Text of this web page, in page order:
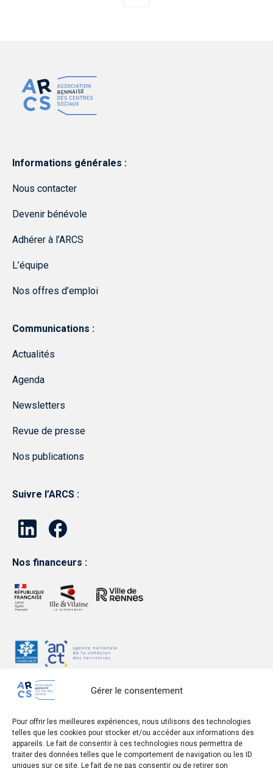
Gérer le consentement
Pour offrir les meilleures expériences, nous utilisons des technologies
telles que les cookies pour stocker et/ou accéder aux informations des
appareils. Le fait de consentir à ces technologies nous permettra de
traiter des données telles que le comportement de navigation ou les ID
uniques sur ce site. Le fait de ne pas consentir ou de retirer son
Informations générales :
Nous contacter
Devenir bénévole
Adhérer à l’ARCS
L’équipe
Nos offres d’emploi
Communications :
Actualités
Agenda
Newsletters
Revue de presse
Nos publications
Suivre l’ARCS :
Nos financeurs :
Mentions légales
Données personnelles